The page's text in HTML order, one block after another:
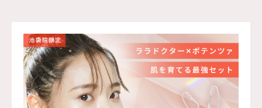
られています。
施術時間：注入箇所数により異なりますが、約10分程
リスク、副作用：腫れ、赤み、内出血、痛み、突っ張り感
などが一時的に生じることがございます。また、稀にアレ
ルギー反応、細菌感染症、頭痛などが生じることがござい
ます。注入部位を強く押したりマッサージしたりするのは